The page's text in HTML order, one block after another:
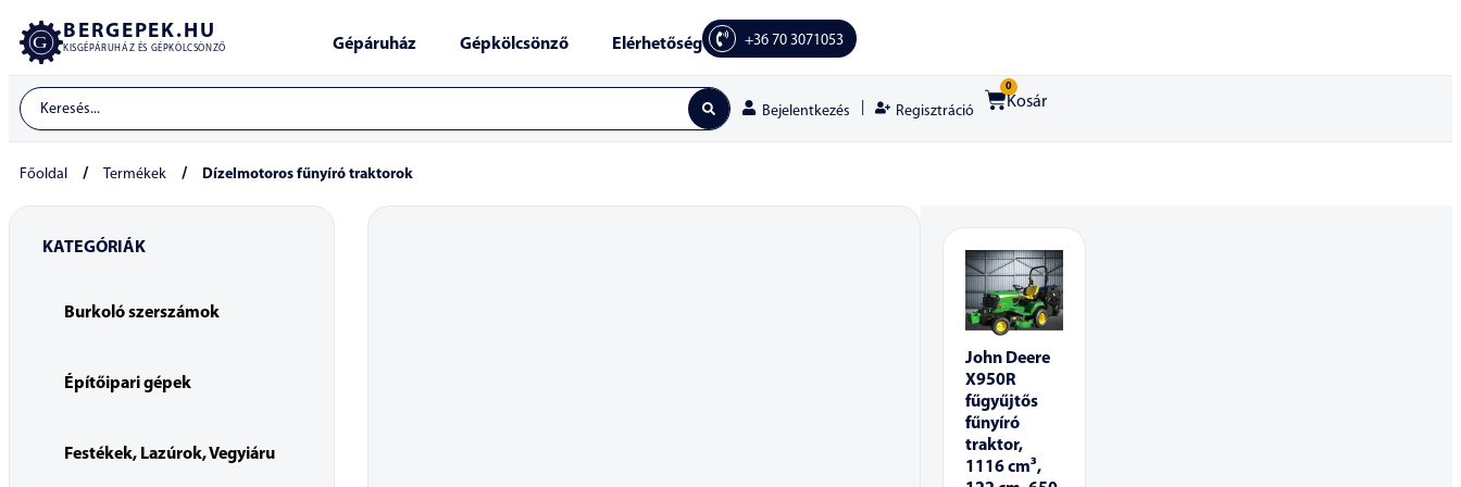
BERGEPEK.HU
KISGÉPÁRUHÁZ ÉS GÉPKÖLCSÖNZŐ Gépáruház Gépkölcsönző Elérhetőség +36 70 3071053
Bejelentkezés Regisztráció
0
Kosár
Főoldal / Termékek / Dízelmotoros fűnyíró traktorok
KATEGÓRIÁK
Burkoló szerszámok
Építőipari gépek
Festékek, Lazúrok, Vegyiáru
John Deere
X950R
fűgyűjtős
fűnyíró
traktor,
1116 cm³,